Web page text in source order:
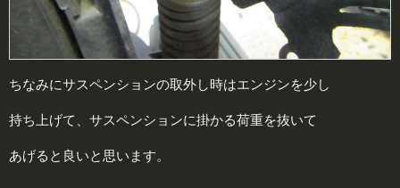
ちなみにサスペンションの取外し時はエンジンを少し
持ち上げて、サスペンションに掛かる荷重を抜いて
あげると良いと思います。